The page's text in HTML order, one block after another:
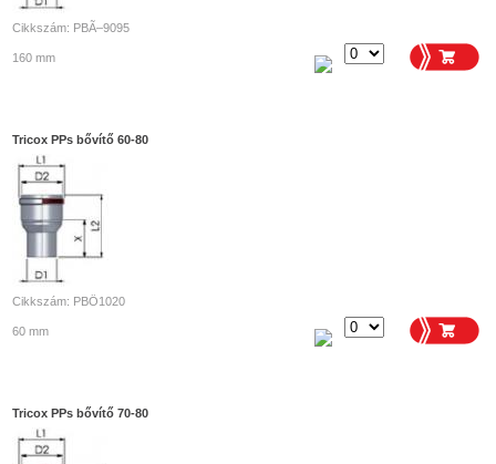
Cikkszám: PBÃ–9095
160 mm
Tricox PPs bővítő 60-80
Cikkszám: PBÖ1020
60 mm
Tricox PPs bővítő 70-80